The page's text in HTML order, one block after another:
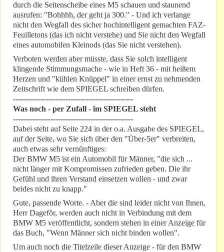
durch die Seitenscheibe eines M5 schauen und staunend
ausrufen: "Bohhhh, der geht ja 300." - Und ich verlange
nicht den Wegfall des sicher hochintelligent gemachten FAZ-
Feuilletons (das ich nicht verstehe) und Sie nicht den Wegfall
eines automobilen Kleinods (das Sie nicht verstehen).
Verboten werden aber müsste, dass Sie solch intelligent
klingende Stimmungsmache - wie in Heft 36 - mit heißem
Herzen und "kühlen Knüppel" in einer ernst zu nehmenden
Zeitschrift wie dem SPIEGEL schreiben dürfen.
------------------------------------------------
Was noch - per Zufall - im SPIEGEL steht
------------------------------------------------
Dabei steht auf Seite 224 in der o.a. Ausgabe des SPIEGEL,
auf der Seite, wo Sie sich über den "Über-5er" verbreiten,
auch etwas sehr vernünftiges:
Der BMW M5 ist ein Automobil für Männer, "die sich ...
nicht länger mit Kompromissen zufrieden geben. Die ihr
Gefühl und ihren Verstand einsetzen wollen - und zwar
beides nicht zu knapp."
Gute, passende Worte. - Aber die sind leider nicht von Ihnen,
Herr Dageför, werden auch nicht in Verbindung mit dem
BMW M5 veröffentlicht, sondern stehen in einer Anzeige für
das Buch, "Wenn Männer sich nicht binden wollen".
Um auch noch die Titelzeile dieser Anzeige - für den BMW